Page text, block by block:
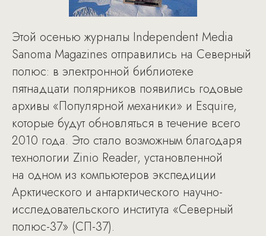
Этой осенью журналы Independent Media
Sanoma Magazines отправились на Северный
полюс: в электронной библиотеке
пятнадцати полярников появились годовые
архивы «Популярной механики» и Esquire,
которые будут обновляться в течение всего
2010 года. Это стало возможным благодаря
технологии Zinio Reader, установленной
на одном из компьютеров экспедиции
Арктического и антарктического научно-
исследовательского института «Северный
полюс-37» (СП-37).